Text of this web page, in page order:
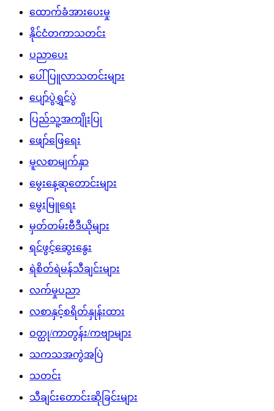
ထောက်ခံအားပေးမှု
နိုင်ငံတကာသတင်း
ပညာပေး
ပေါ်ပြူလာသတင်းများ
ပျော်ပွဲရွှင်ပွဲ
ပြည်သူ့အကျိုးပြု
ဖျော်ဖြေရေး
မူလစာမျက်နှာ
မွေးနေ့ဆုတောင်းများ
မွေးမြူရေး
မှတ်တမ်းဗီဒီယိုများ
ရင်ဖွင့်ဆွေးနွေး
ရဲစိတ်ရဲမန်သီချင်းများ
လက်မှုပညာ
လစာနှင့်စရိတ်နှုန်းထား
ဝတ္ထု/ကာတွန်း/ကဗျာများ
သကသအကွဲအပြဲ
သတင်း
သီချင်းတောင်းဆိုခြင်းများ